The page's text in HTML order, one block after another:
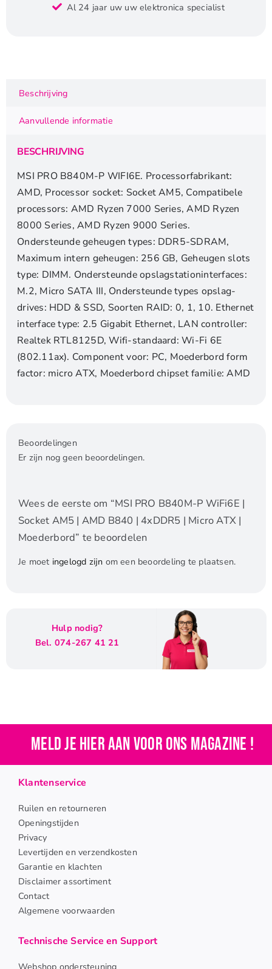
B840M-
|
AMD
4xDDR5
|
Micro
Moederbord
aantal
Al 24 jaar uw uw elektronica specialist
Beschrijving
Aanvullende informatie
BESCHRIJVING
MSI PRO B840M-P WIFI6E. Processorfabrikant:
AMD, Processor socket: Socket AM5, Compatibele
processors: AMD Ryzen 7000 Series, AMD Ryzen
8000 Series, AMD Ryzen 9000 Series.
Ondersteunde geheugen types: DDR5-SDRAM,
Maximum intern geheugen: 256 GB, Geheugen slots
type: DIMM. Ondersteunde opslagstationinterfaces:
M.2, Micro SATA III, Ondersteunde types opslag-
drives: HDD & SSD, Soorten RAID: 0, 1, 10. Ethernet
interface type: 2.5 Gigabit Ethernet, LAN controller:
Realtek RTL8125D, Wifi-standaard: Wi-Fi 6E
(802.11ax). Component voor: PC, Moederbord form
factor: micro ATX, Moederbord chipset familie: AMD
Beoordelingen
Er zijn nog geen beoordelingen.
Wees de eerste om “MSI PRO B840M-P WiFi6E |
Socket AM5 | AMD B840 | 4xDDR5 | Micro ATX |
Moederbord” te beoordelen
Je moet ingelogd zijn om een beoordeling te plaatsen.
Hulp nodig?
Bel. 074-267 41 21
Meld je hier aan voor ons magazine !
Klantenservice
Ruilen en retourneren
Openingstijden
Privacy
Levertijden en verzendkosten
Garantie en klachten
Disclaimer assortiment
Contact
Algemene voorwaarden
Technische Service en Support